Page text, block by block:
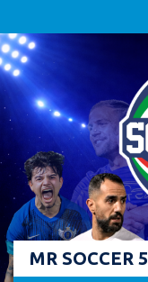
to
content
MR SOCCER 5